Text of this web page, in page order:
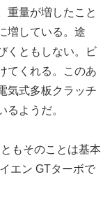
重量が増したこと
増している。途
くともしない。ビ
てくれる。このあ
気式多板クラッチ
ようだ。
もそのことは基本
エン GTターボで